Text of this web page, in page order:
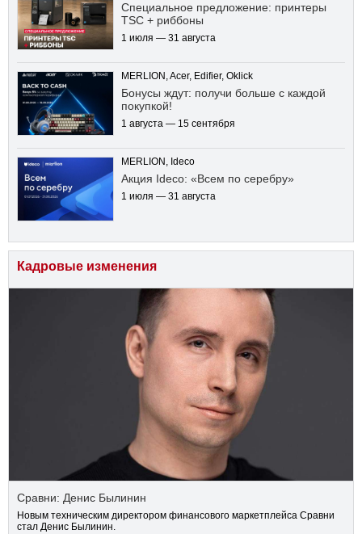
Специальное предложение: принтеры
TSC + риббоны
1 июля — 31 августа
MERLION, Acer, Edifier, Oklick
Бонусы ждут: получи больше с каждой
покупкой!
1 августа — 15 сентября
MERLION, Ideco
Акция Ideco: «Всем по серебру»
1 июля — 31 августа
Кадровые изменения
Сравни: Денис Былинин
Новым техническим директором финансового маркетплейса Сравни
стал Денис Былинин.